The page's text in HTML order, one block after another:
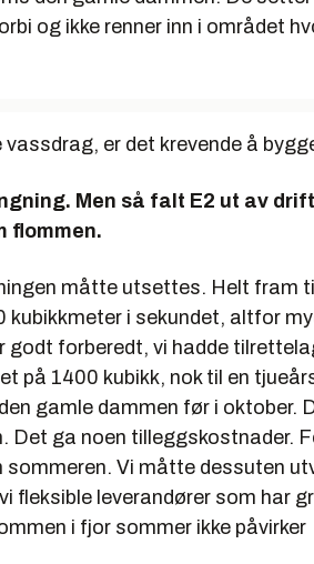
og ikke renner inn i området
er det krevende å
Men så falt E2 ut av
flommen.
måtte utsettes. Helt fram
i sekundet, altfor
godt forberedt, vi hadde
på 1400 kubikk, nok til en
gamle dammen før i oktober.
Det ga noen tilleggskostnader.
sommeren. Vi måtte dessuten
fleksible leverandører som har
i fjor sommer ikke påvirker